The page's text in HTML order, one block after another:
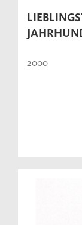
2000